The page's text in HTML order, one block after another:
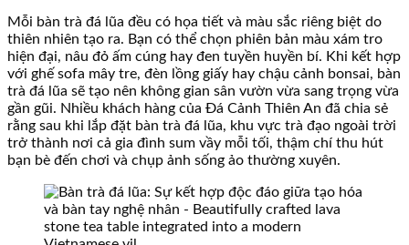
Mỗi bàn trà đá lũa đều có họa tiết và màu sắc riêng biệt do
thiên nhiên tạo ra. Bạn có thể chọn phiên bản màu xám tro
hiện đại, nâu đỏ ấm cúng hay đen tuyền huyền bí. Khi kết hợp
với ghế sofa mây tre, đèn lồng giấy hay chậu cảnh bonsai, bàn
trà đá lũa sẽ tạo nên không gian sân vườn vừa sang trọng vừa
gần gũi. Nhiều khách hàng của Đá Cảnh Thiên An đã chia sẻ
rằng sau khi lắp đặt bàn trà đá lũa, khu vực trà đạo ngoài trời
trở thành nơi cả gia đình sum vầy mỗi tối, thậm chí thu hút
bạn bè đến chơi và chụp ảnh sống ảo thường xuyên.